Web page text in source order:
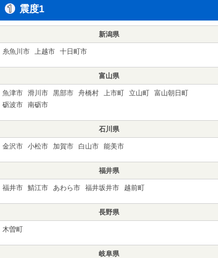
震度1
新潟県
糸魚川市 上越市 十日町市
富山県
魚津市 滑川市 黒部市 舟橋村 上市町 立山町
富山朝日町
砺波市
南砺市
石川県
金沢市 小松市 加賀市 白山市 能美市
福井県
福井市 鯖江市 あわら市 福井坂井市 越前町
長野県
木曽町
岐阜県